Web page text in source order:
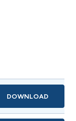
DOWNLOAD